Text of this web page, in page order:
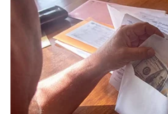
Tư vấn luật